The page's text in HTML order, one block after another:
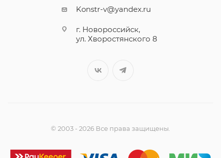
Konstr-v@yandex.ru
г. Новороссийск,
ул. Хворостянского 8
© 2003 - 2026 Все права защищены.